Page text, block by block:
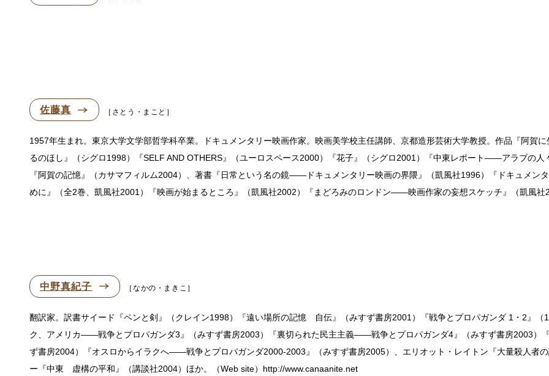
佐藤真 さとう・まこと
1957年生まれ。東京大学文学部哲学科卒業。ドキュメンタリー映画作家。映画美学校主任講師、京都造形芸術大学教授。作品『阿賀
るのほし』（シグロ1998）『SELF AND OTHERS』（ユーロスペース2000）『花子』（シグロ2001）『中東レポート——アラブの人
『阿賀の記憶』（カサマフィルム2004）、著書『日常という名の鏡——ドキュメンタリー映画の界隈』（凱風社1996）『ドキュメ
めに』（全2巻、凱風社2001）『映画が始まるところ』（凱風社2002）『まどろみのロンドン——映画作家の妄想スケッチ』（凱風社
中野真紀子 なかの・まきこ
翻訳家。訳書サイード『ペンと剣』（クレイン1998）『遠い場所の記憶 自伝』（みすず書房2001）『戦争とプロパガンダ 1・2』（
ク、アメリカ——戦争とプロパガンダ3』（みすず書房2003）『裏切られた民主主義——戦争とプロパガンダ4』（みすず書房2003）
ず書房2004）『オスロからイラクへ——戦争とプロパガンダ2000-2003』（みすず書房2005）、エリオット・レイトン『大量殺人者
ー『中東 虚構の平和』（講談社2004）ほか。（Web site）http://www.canaanite.net